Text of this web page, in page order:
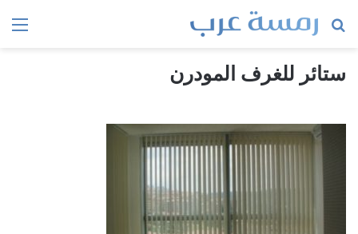
بحث
ستائر للغرف المودرن